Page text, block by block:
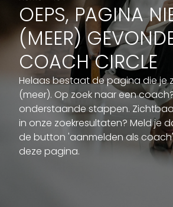
OEPS, PAGINA
(MEER)
COACH CIRCLE
Helaas bestaat de pagina die je
(meer). Op zoek naar een
onderstaande stappen.
in onze zoekresultaten? Meld je
de button 'aanmelden als
deze pagina.